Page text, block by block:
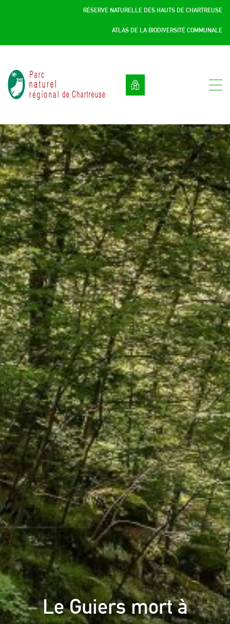
RÉSERVE NATURELLE DES HAUTS DE CHARTREUSE
ATLAS DE LA BIODIVERSITÉ COMMUNALE
Parc
naturel
régional
Chartreuse
:
Savoie
/
Isère,
Rhône
Alpes,
France
Le Guiers mort à
Panneau de gestion des cookies